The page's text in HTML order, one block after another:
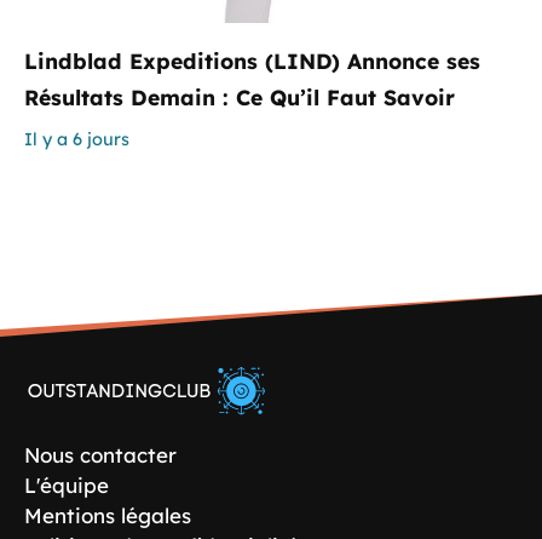
Lindblad Expeditions (LIND) Annonce ses
Résultats Demain : Ce Qu’il Faut Savoir
Il y a 6 jours
Nous contacter
L'équipe
Mentions légales